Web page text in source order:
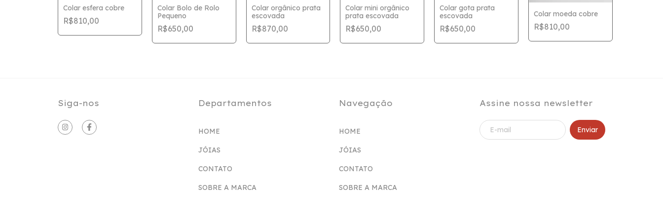
Colar esfera cobre
R$810,00
Colar Bolo de Rolo
Pequeno
R$650,00
Colar orgânico prata
escovada
R$870,00
Colar mini orgânico
prata escovada
R$650,00
Colar gota prata
escovada
R$650,00
Colar moeda cobre
R$810,00
Siga-nos Departamentos
HOME
JÓIAS
CONTATO
SOBRE A MARCA
Navegação
HOME
JÓIAS
CONTATO
SOBRE A MARCA
Assine nossa newsletter